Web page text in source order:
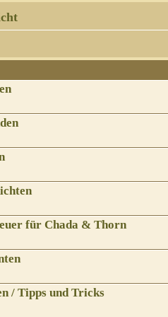
für Chada & Thorn
/ Tipps und Tricks